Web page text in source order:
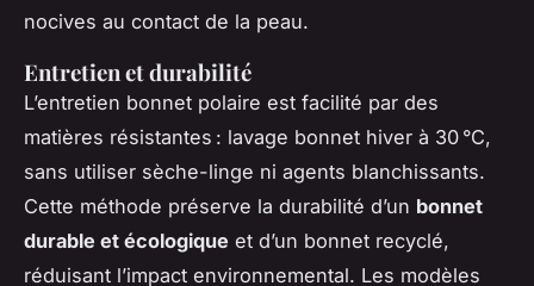
nocives au contact de la peau.
Entretien et durabilité
L’entretien bonnet polaire est facilité par des
matières résistantes : lavage bonnet hiver à 30 °C,
sans utiliser sèche-linge ni agents blanchissants.
Cette méthode préserve la durabilité d’un bonnet
durable et écologique et d’un bonnet recyclé,
réduisant l’impact environnemental. Les modèles